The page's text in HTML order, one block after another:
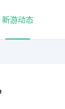
新游动态